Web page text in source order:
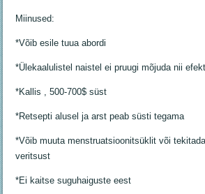
Miinused:
*Võib esile tuua abordi
*Ülekaalulistel naistel ei pruugi mõjuda nii
*Kallis , 500-700$ süst
*Retsepti alusel ja arst peab süsti tegama
*Võib muuta menstruatsioonitsüklit või
veritsust
*Ei kaitse suguhaiguste eest